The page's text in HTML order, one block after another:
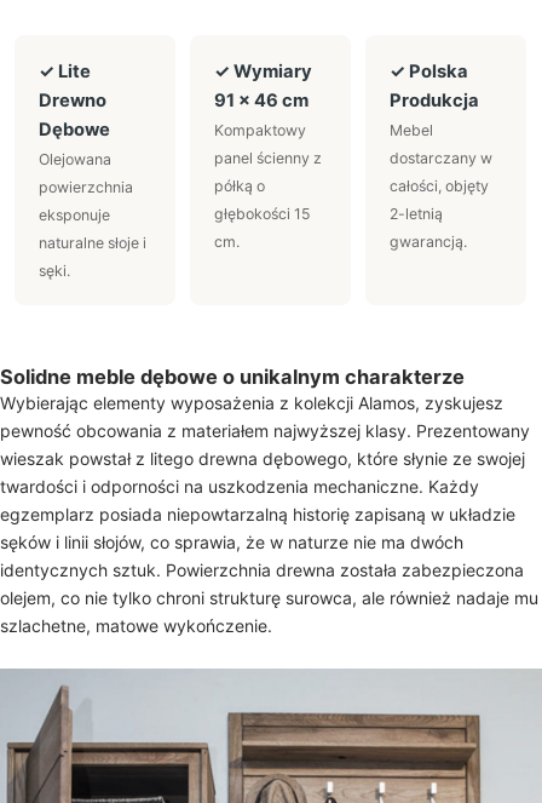
✓ Lite
Drewno
Dębowe
Olejowana
powierzchnia
eksponuje
naturalne słoje i
sęki.
✓ Wymiary
91 × 46 cm
Kompaktowy
panel ścienny z
półką o
głębokości 15
cm.
✓ Polska
Produkcja
Mebel
dostarczany w
całości, objęty
2-letnią
gwarancją.
Solidne meble dębowe o unikalnym charakterze
Wybierając elementy wyposażenia z kolekcji Alamos, zyskujesz
pewność obcowania z materiałem najwyższej klasy. Prezentowany
wieszak powstał z litego drewna dębowego, które słynie ze swojej
twardości i odporności na uszkodzenia mechaniczne. Każdy
egzemplarz posiada niepowtarzalną historię zapisaną w układzie
sęków i linii słojów, co sprawia, że w naturze nie ma dwóch
identycznych sztuk. Powierzchnia drewna została zabezpieczona
olejem, co nie tylko chroni strukturę surowca, ale również nadaje mu
szlachetne, matowe wykończenie.